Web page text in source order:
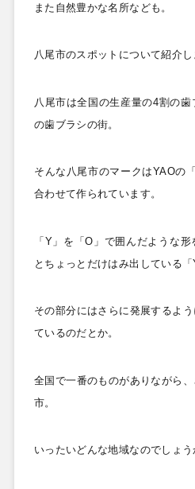
また自然豊かな名所なども。
八尾市のスポットについて紹介し
八尾市は全国の生産量の4割の歯
の歯ブラシの街。
そんな八尾市のマークはYAOの
合わせて作られています。
「Y」を「O 」で囲んだような
とちょっとだけはみ出している「
その部分にはさらに発展するよ
ているのだとか。
全国で一番のものがありながら
市。
いったいどんな地域なのでしょう